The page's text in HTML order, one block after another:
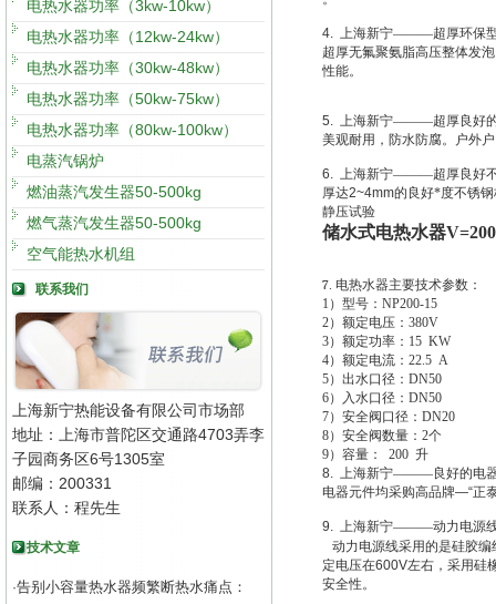
电热水器功率（3kw-10kw）
电热水器功率（12kw-24kw）
电热水器功率（30kw-48kw）
电热水器功率（50kw-75kw）
电热水器功率（80kw-100kw）
电蒸汽锅炉
燃油蒸汽发生器50-500kg
燃气蒸汽发生器50-500kg
空气能热水机组
联系我们
上海新宁热能设备有限公司市场部
地址：上海市普陀区交通路4703弄李
子园商务区6号1305室
邮编：200331
联系人：程先生
技术文章
·告别小容量热水器频繁断热水痛点：
4. 上海新宁———超厚环保型
超厚无氟聚氨脂高压整体发
性能。
5. 上海新宁———超厚良好
美观耐用，防水防腐。户外
6. 上海新宁———超厚良好
厚达2~4mm的良好*度不锈
静压试验
储水式电热水器
7. 电热水器主要技术参数：
1 ）型号：NP200-15
2）额定电压：380V
3）额定功率：15 KW
4）额定电流：22.5 A
5）出水口径：DN50
6）入水口径：DN50
7）安全阀口径：DN20
8）安全阀数量：2个
9）容量： 200 升
8. 上海新宁———良好的电
电器元件均采购高品牌—“正
9. 上海新宁———动力电源
动力电源线采用的是硅胶
定电压在600V左右，采用硅
安全性。